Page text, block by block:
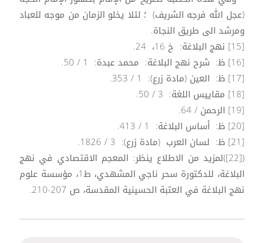
(عجل الله فرجه الشريف) ؛ لئلا يخلو الزمان من موجه للعباد
ومرشد الى طريق النجاة.
[15] نهج البلاغة: خ 16، 24.
[16] ظ: شرح نهج البلاغة: محمد عبدة: 1 / 50.
[17] ظ: العين (مادة زرع): 1 / 353.
[18] مقاييس اللغة: 3 / 50.
[19] الرحمن / 64.
[20] ظ: أساس البلاغة: 1 / 413.
[21] ظ: لسان العرب (مادة زرع): 3 / 1826.
([22])لمزيد من الاطلاع ينظر: المعجم الاقتصادي في نهج
البلاغة، للدكتورة سحر ناجي المشهدي، ط1، مؤسسة علوم
نهج البلاغة في العتبة الحسينية المقدسة، ص 207-210.